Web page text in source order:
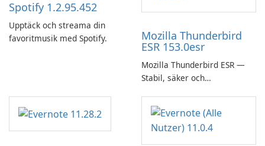
Spotify 1.2.95.452
Upptäck och streama din
favoritmusik med Spotify.
Mozilla Thunderbird
ESR 153.0esr
Mozilla Thunderbird ESR —
Stabil, säker och